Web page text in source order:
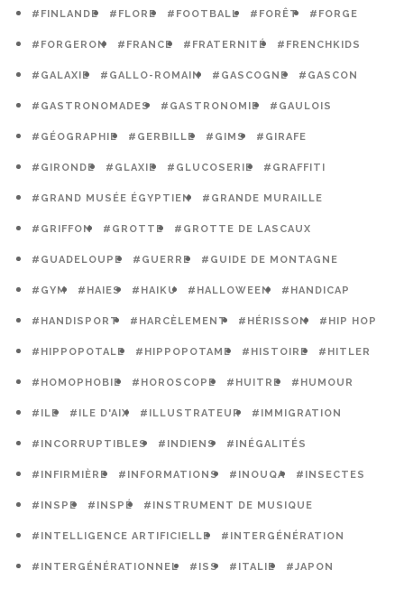
#FINLANDE #FLORE #FOOTBALL #FORÊT #FORGE
#FORGERON #FRANCE #FRATERNITÉ #FRENCHKIDS
#GALAXIE #GALLO-ROMAIN #GASCOGNE #GASCON
#GASTRONOMADES #GASTRONOMIE #GAULOIS
#GÉOGRAPHIE #GERBILLE #GIMS #GIRAFE
#GIRONDE #GLAXIE #GLUCOSERIE #GRAFFITI
#GRAND MUSÉE ÉGYPTIEN #GRANDE MURAILLE
#GRIFFON #GROTTE #GROTTE DE LASCAUX
#GUADELOUPE #GUERRE #GUIDE DE MONTAGNE
#GYM #HAIES #HAIKU #HALLOWEEN #HANDICAP
#HANDISPORT #HARCÈLEMENT #HÉRISSON #HIP HOP
#HIPPOPOTALE #HIPPOPOTAME #HISTOIRE #HITLER
#HOMOPHOBIE #HOROSCOPE #HUITRE #HUMOUR
#ILE #ILE D'AIX #ILLUSTRATEUR #IMMIGRATION
#INCORRUPTIBLES #INDIENS #INÉGALITÉS
#INFIRMIÈRE #INFORMATIONS #INOUQA #INSECTES
#INSPE #INSPÉ #INSTRUMENT DE MUSIQUE
#INTELLIGENCE ARTIFICIELLE #INTERGÉNÉRATION
#INTERGÉNÉRATIONNEL #ISS #ITALIE #JAPON